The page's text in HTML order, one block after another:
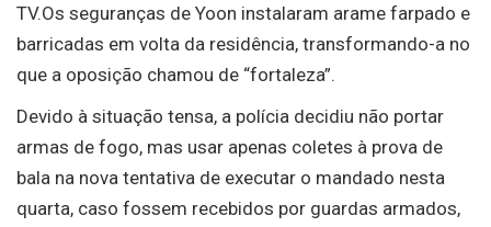
TV.Os seguranças de Yoon instalaram arame farpado e
barricadas em volta da residência, transformando-a no
que a oposição chamou de “fortaleza”.
Devido à situação tensa, a polícia decidiu não portar
armas de fogo, mas usar apenas coletes à prova de
bala na nova tentativa de executar o mandado nesta
quarta, caso fossem recebidos por guardas armados,